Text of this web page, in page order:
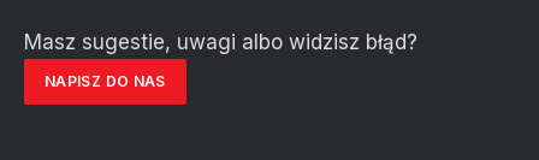
Masz sugestie, uwagi albo widzisz błąd?
NAPISZ DO NAS